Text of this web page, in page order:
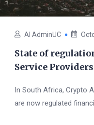
AI AdminUC
State of
Service
In South Africa, Crypto
are now regulated